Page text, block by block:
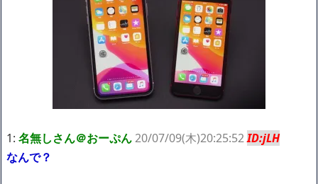
【悲報】令和最新の浴衣、痴女呼ばわりされるNEW!
日本韓国台湾「少子化です」←わかる 中国北朝鮮「少子化で
す」←強権国家でも止められないのかよNEW!
【画像】身長155cm・体重36kg・ウエスト51cmのスレンダー美
少女がAVデビュ－ｗwwww
【画像】彼女「ねー、今日のデートこれで行っていー？」ﾊﾟｼｬ
広末涼子さん、正気に戻ってしまい絶望する・・・「アカン、キ
ャリアがすべて終わった」
飛び交う。1週間ぶりの投稿でも一人称が「ボキ」ではなく「俺」と
なっており、本人ではないとの憶測が広がる
かつてはSONYのパソコンだった「VAIO」家電量販店のノジマに
1: 名無しさん＠おーぷん20/07/09(木)20:25:52ID:jLH
なんで？